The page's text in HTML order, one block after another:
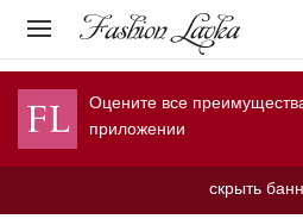
Оцените все
приложении
скрыть